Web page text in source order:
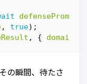
defensePromise
, true);
, { domain
の瞬間、待たさ